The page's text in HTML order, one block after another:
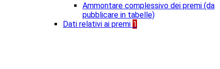
Ammontare complessivo dei premi (da
pubblicare in tabelle)
Dati relativi ai premi 1